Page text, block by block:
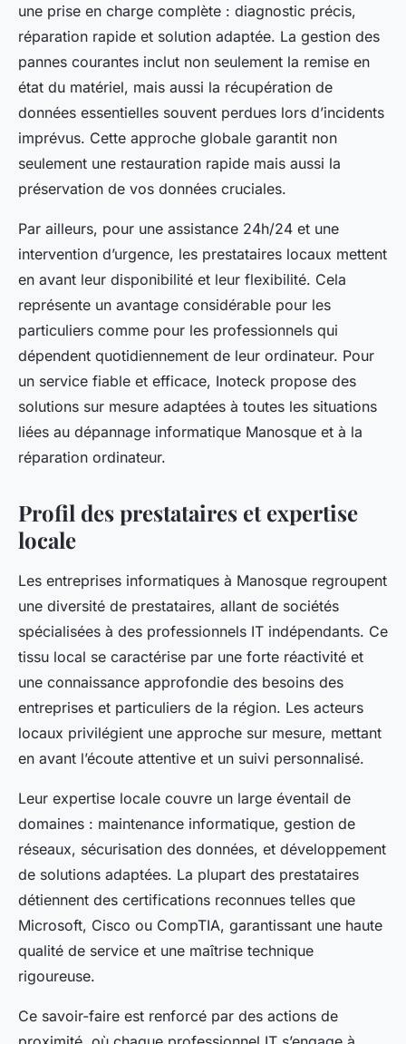
une prise en charge complète : diagnostic précis,
réparation rapide et solution adaptée. La gestion des
pannes courantes inclut non seulement la remise en
état du matériel, mais aussi la récupération de
données essentielles souvent perdues lors d’incidents
imprévus. Cette approche globale garantit non
seulement une restauration rapide mais aussi la
préservation de vos données cruciales.
Par ailleurs, pour une assistance 24h/24 et une
intervention d’urgence, les prestataires locaux mettent
en avant leur disponibilité et leur flexibilité. Cela
représente un avantage considérable pour les
particuliers comme pour les professionnels qui
dépendent quotidiennement de leur ordinateur. Pour
un service fiable et efficace, Inoteck propose des
solutions sur mesure adaptées à toutes les situations
liées au dépannage informatique Manosque et à la
réparation ordinateur.
Profil des prestataires et expertise
locale
Les entreprises informatiques à Manosque regroupent
une diversité de prestataires, allant de sociétés
spécialisées à des professionnels IT indépendants. Ce
tissu local se caractérise par une forte réactivité et
une connaissance approfondie des besoins des
entreprises et particuliers de la région. Les acteurs
locaux privilégient une approche sur mesure, mettant
en avant l’écoute attentive et un suivi personnalisé.
Leur expertise locale couvre un large éventail de
domaines : maintenance informatique, gestion de
réseaux, sécurisation des données, et développement
de solutions adaptées. La plupart des prestataires
détiennent des certifications reconnues telles que
Microsoft, Cisco ou CompTIA, garantissant une haute
qualité de service et une maîtrise technique
rigoureuse.
Ce savoir-faire est renforcé par des actions de